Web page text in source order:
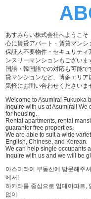
あすみらい株式会社へようこ
心に賃貸アパート・賃貸マンシ
保証人不要物件・セキュリテ
ンスリーマンションもござい
国語・韓国語での対応も可能
貸マンションなど、博多エリ
気軽にお問い合わせくださいま
Welcome to Asumirai Fukuoka
inquire with us at Asumirai! We
for housing.
Rental apartments, rental
guarantor free properties.
We are able to suit a wide
English, Chinese, and Korean.
We can help single occupants
Inquire with us and we will be
아스미라이 부동산에 방문해주
에서!
하카타를 중심으로 임대아파트,
없이